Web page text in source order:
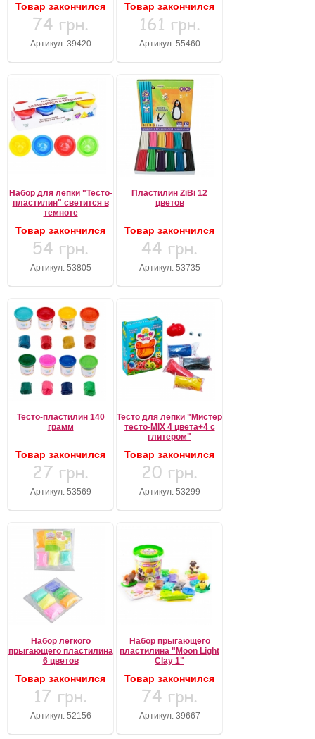
Товар закончился
74 грн.
Артикул: 39420
Товар закончился
161 грн.
Артикул: 55460
Набор для лепки "Тесто-
пластилин" светится в
темноте
Товар закончился
54 грн.
Артикул: 53805
Пластилин ZiBi 12
цветов
Товар закончился
44 грн.
Артикул: 53735
Тесто-пластилин 140
грамм
Товар закончился
27 грн.
Артикул: 53569
Тесто для лепки "Мистер
тесто-MIX 4 цвета+4 с
глитером"
Товар закончился
20 грн.
Артикул: 53299
Набор легкого
прыгающего пластилина
6 цветов
Товар закончился
17 грн.
Артикул: 52156
Набор прыгающего
пластилина "Moon Light
Clay 1"
Товар закончился
74 грн.
Артикул: 39667